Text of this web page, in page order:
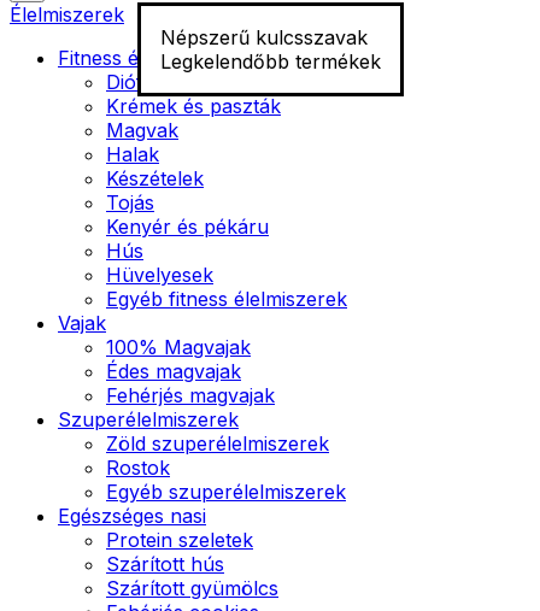
Népszerű kulcsszavak
Legkelendőbb termékek
Élelmiszerek
Fitness élelmiszer
Diófélék
Krémek és paszták
Magvak
Halak
Készételek
Tojás
Kenyér és pékáru
Hús
Hüvelyesek
Egyéb fitness élelmiszerek
Vajak
100% Magvajak
Édes magvajak
Fehérjés magvajak
Szuperélelmiszerek
Zöld szuperélelmiszerek
Rostok
Egyéb szuperélelmiszerek
Egészséges nasi
Protein szeletek
Szárított hús
Szárított gyümölcs